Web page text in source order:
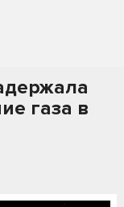
газа в